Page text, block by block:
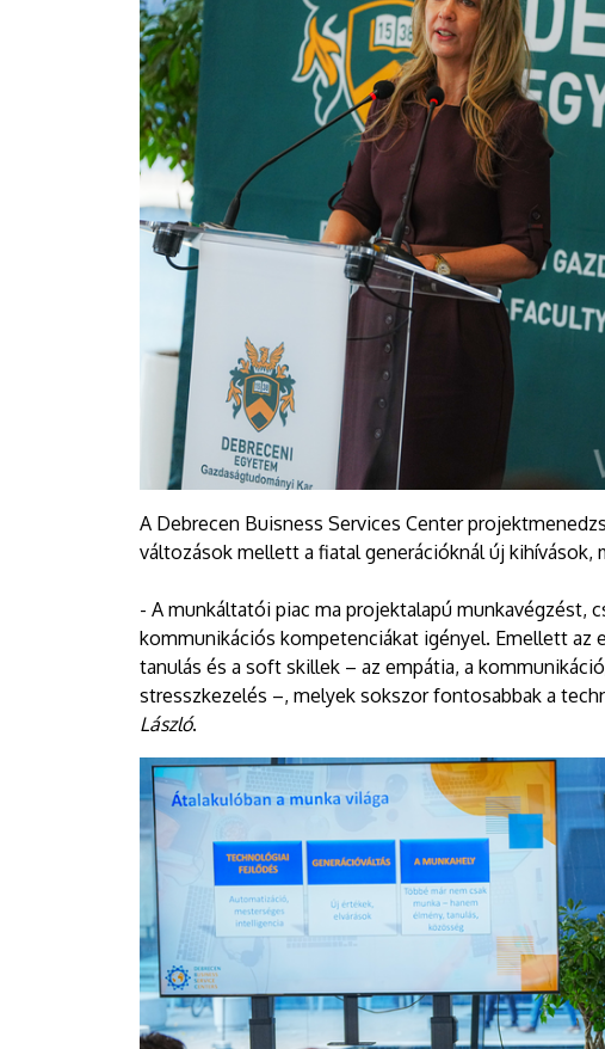
A Debrecen Buisness Services Center
változások mellett a fiatal generációknál új
- A munkáltatói piac ma projektalapú munkavégzést,
kommunikációs kompetenciákat igényel. Emellett
tanulás és a soft skillek – az empátia, a
stresszkezelés –, melyek sokszor fontosabbak a
László.